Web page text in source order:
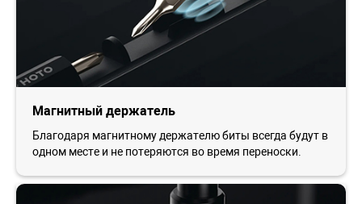
Магнитный держатель
Благодаря магнитному держателю биты всегда будут в
одном месте и не потеряются во время переноски.